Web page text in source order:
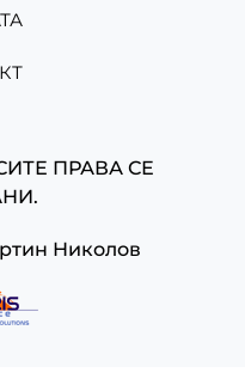
ПРАВА СЕ
Николов